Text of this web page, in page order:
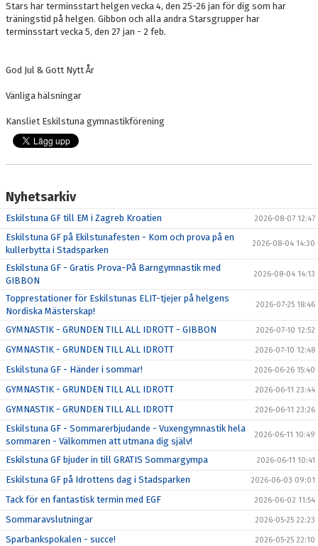
Stars har terminsstart helgen vecka 4, den 25-26 jan för dig som har
träningstid på helgen. Gibbon och alla andra Starsgrupper har
terminsstart vecka 5, den 27 jan - 2 feb.
God Jul & Gott Nytt År
Vänliga hälsningar
Kansliet Eskilstuna gymnastikförening
Nyhetsarkiv
Eskilstuna GF till EM i Zagreb Kroatien 2026-08-07 12:47
Eskilstuna GF på Ekilstunafesten - Kom och prova på en
kullerbytta i Stadsparken
2026-08-04 14:30
Eskilstuna GF - Gratis Prova-På Barngymnastik med
GIBBON
2026-08-04 14:13
Topprestationer för Eskilstunas ELIT-tjejer på helgens
Nordiska Mästerskap!
2026-07-25 18:46
GYMNASTIK - GRUNDEN TILL ALL IDROTT - GIBBON 2026-07-10 12:52
GYMNASTIK - GRUNDEN TILL ALL IDROTT 2026-07-10 12:48
Eskilstuna GF - Händer i sommar! 2026-06-26 15:40
GYMNASTIK - GRUNDEN TILL ALL IDROTT 2026-06-11 23:44
GYMNASTIK - GRUNDEN TILL ALL IDROTT 2026-06-11 23:26
Eskilstuna GF - Sommarerbjudande - Vuxengymnastik hela
sommaren - Välkommen att utmana dig själv!
2026-06-11 10:49
Eskilstuna GF bjuder in till GRATIS Sommargympa 2026-06-11 10:41
Eskilstuna GF på Idrottens dag i Stadsparken 2026-06-03 09:01
Tack för en fantastisk termin med EGF 2026-06-02 11:54
Sommaravslutningar 2026-05-25 22:23
Sparbankspokalen - succe! 2026-05-25 22:10